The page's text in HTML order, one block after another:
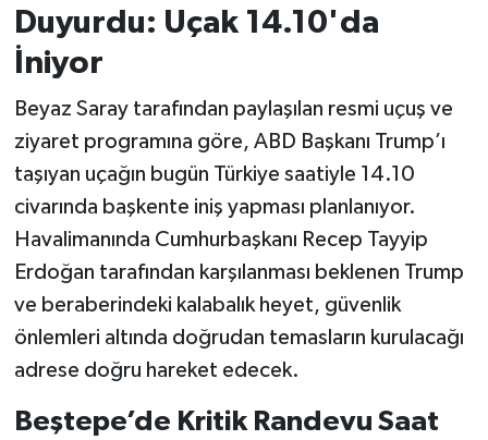
Duyurdu: Uçak 14.10'da
İniyor
Beyaz Saray tarafından paylaşılan resmi uçuş ve
ziyaret programına göre, ABD Başkanı Trump’ı
taşıyan uçağın bugün Türkiye saatiyle 14.10
civarında başkente iniş yapması planlanıyor.
Havalimanında Cumhurbaşkanı Recep Tayyip
Erdoğan tarafından karşılanması beklenen Trump
ve beraberindeki kalabalık heyet, güvenlik
önlemleri altında doğrudan temasların kurulacağı
adrese doğru hareket edecek.
Beştepe’de Kritik Randevu Saat